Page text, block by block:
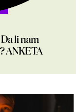
li nam
ANKETA